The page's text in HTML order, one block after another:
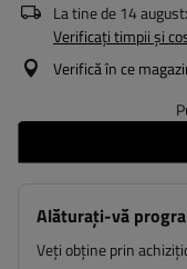
La tine de14 august
Verificați timpii și
Verifică în ce
Alăturați-vă
Veți obține prin